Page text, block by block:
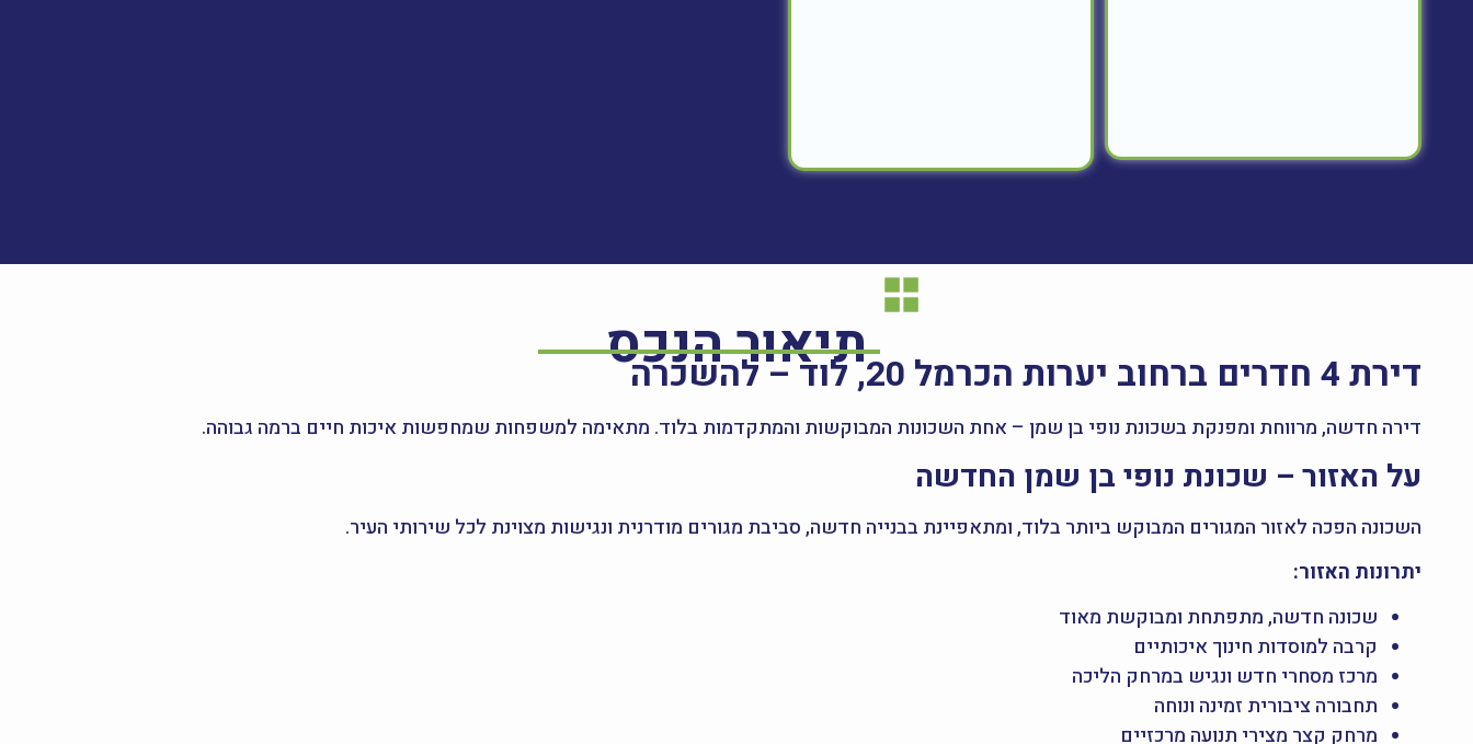
תיאור הנכס דירת 4 חדרים ברחוב יערות הכרמל 20, לוד – להשכרה
דירה חדשה, מרווחת ומפנקת בשכונת נופי בן שמן – אחת השכונות המבוקשות והמתקדמות בלוד. מתאימה למשפחות שמחפשות איכות חיים ברמה גבוהה.
על האזור – שכונת נופי בן שמן החדשה
השכונה הפכה לאזור המגורים המבוקש ביותר בלוד, ומתאפיינת בבנייה חדשה, סביבת מגורים מודרנית ונגישות מצוינת לכל שירותי העיר.
יתרונות האזור:
שכונה חדשה, מתפתחת ומבוקשת מאוד
קרבה למוסדות חינוך איכותיים
מרכז מסחרי חדש ונגיש במרחק הליכה
תחבורה ציבורית זמינה ונוחה
מרחק קצר מצירי תנועה מרכזיים